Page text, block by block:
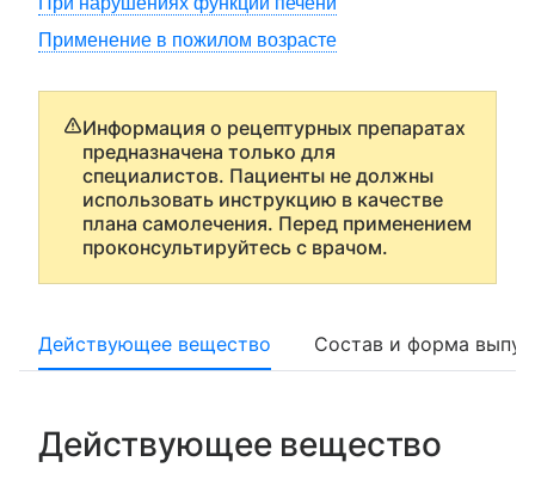
Применение в пожилом возрасте
Информация о рецептурных препаратах
предназначена только для
специалистов. Пациенты не должны
использовать инструкцию в качестве
плана самолечения. Перед применением
проконсультируйтесь с врачом.
Действующее вещество Состав и форма
Действующее вещество